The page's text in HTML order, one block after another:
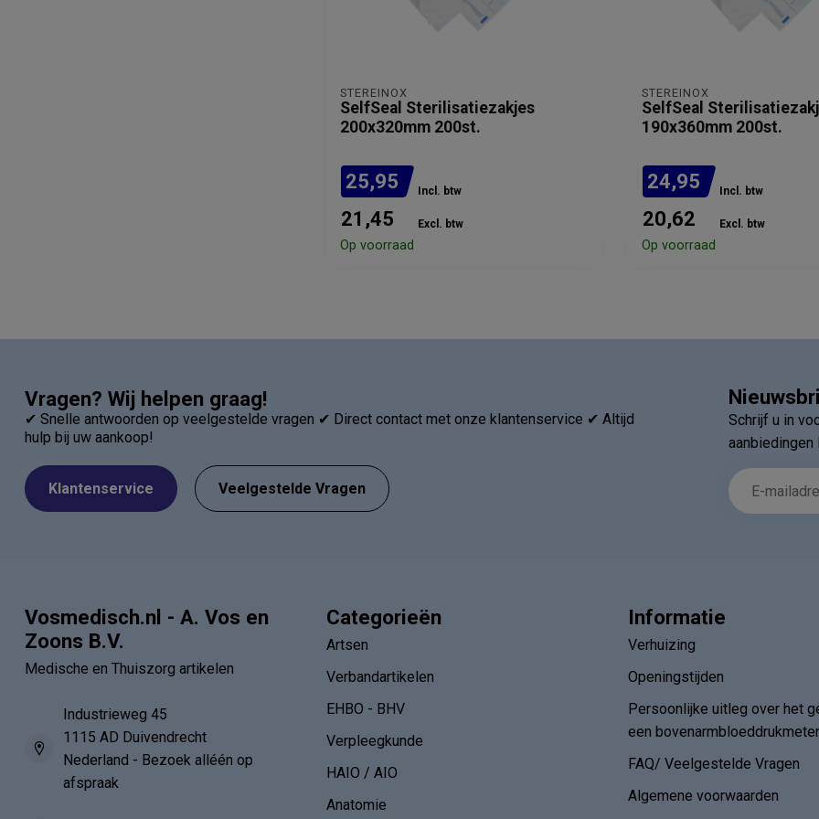
STEREINOX
SelfSeal Sterilisatiezakjes
200x320mm 200st.
25,95 Incl. btw
21,45 Excl. btw
Op voorraad
STEREINOX
SelfSeal
190x360mm 200st.
24,95 Incl. btw
20,62 Excl. btw
Op voorraad
Vragen? Wij helpen graag!
✔ Snelle antwoorden op veelgestelde vragen ✔ Direct contact met onze klantenservice ✔ Altijd
hulp bij uw aankoop!
Klantenservice Veelgestelde Vragen
Schrijf u in
Vosmedisch.nl - A. Vos en
Zoons B.V.
Medische en Thuiszorg artikelen
Industrieweg 45
1115 AD Duivendrecht
Nederland - Bezoek alléén op
afspraak
Categorieën
Artsen
Verbandartikelen
EHBO - BHV
Verpleegkunde
HAIO / AIO
Anatomie
Informatie
Verhuizing
Openingstijden
Persoonlijke uitleg over het
een bovenarmbloeddrukmeter
FAQ/ Veelgestelde Vragen
Algemene voorwaarden